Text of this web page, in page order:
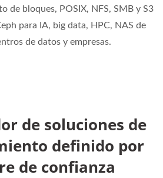
de bloques, POSIX, NFS, SMB y S3
para IA, big data, HPC, NAS de
de datos y empresas.
de soluciones de
definido por
de confianza